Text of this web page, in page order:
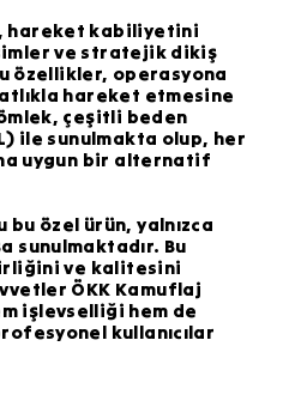
hareket kabiliyetini
ve stratejik dikiş
özellikler, operasyona
hareket etmesine
çeşitli beden
ile sunulmakta olup, her
uygun bir alternatif
bu özel ürün, yalnızca
sunulmaktadır. Bu
ve kalitesini
ÖKK Kamuflaj
işlevselliği hem de
kullanıcılar